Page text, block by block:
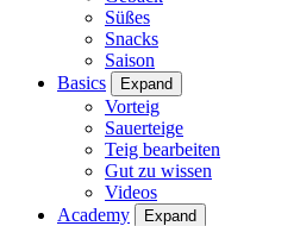
Süßes
Snacks
Saison
Basics
Expand
Vorteig
Sauerteige
Teig bearbeiten
Gut zu wissen
Videos
Academy
Expand